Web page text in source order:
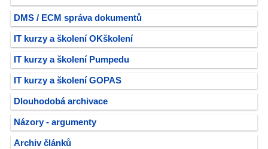
DMS / ECM správa dokumentů
IT kurzy a školení OKškolení
IT kurzy a školení Pumpedu
IT kurzy a školení GOPAS
Dlouhodobá archivace
Názory - argumenty
Archiv článků